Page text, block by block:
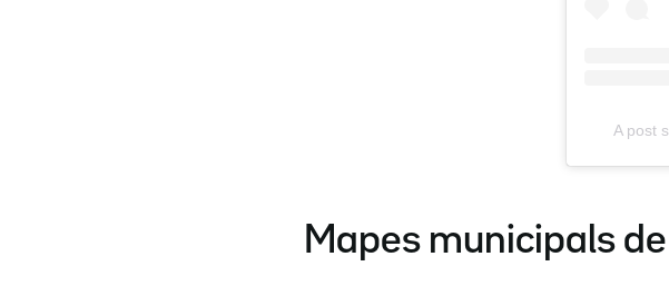
A post
Mapes municipals